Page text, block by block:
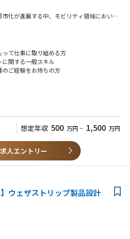
ダーもしくはマネージャー経験
それに相当する知識がある方
たはシステムの製品開発経験
トウェア開発の経験
ウェア開発の経験
ッチ等のネットワーク機器開発におけるソ
ト開発におけるソフトウェア開発の経験
ダーもしくはマネージャー経験
化が進展する中、モビリティ領域において
、交通渋滞緩和などの多くの課題があり、I
動化、自動運転、コネクティッドなど新し
しています。この環境下、先進デバイス事
への貢献を軸に、センシング・メカトロニ
差別化によるシステム価値向上を目指して
半導体を活用したセンサ製品について、事
価・原価の造りこみを行い、事業成長と事
記）
連部署と協力し、市場・競合・自社の各種情
戦略を立案・推進します。事業戦略には、製
し、その実現のための活動をリードしま
積もりを実施し、直材費（調達部）・加工
のVE・VA、コストダウン活動をプロジェク
って仕事に取り組める方
に関する一般スキル
のご経験をお持ちの方
ける方
を推進できる方
る方
原価低減活動経験
価低減活動経験
想定年収 500 万円 ~ 1,500 万円
求人エントリー
】ウェザストリップ製品設計